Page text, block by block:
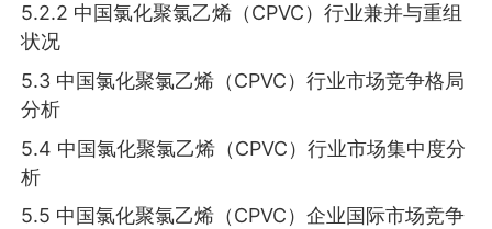
5.2.2 中国氯化聚氯乙烯（CPVC）行业兼并与重组
状况
5.3 中国氯化聚氯乙烯（CPVC）行业市场竞争格局
分析
5.4 中国氯化聚氯乙烯（CPVC）行业市场集中度分
析
5.5 中国氯化聚氯乙烯（CPVC）企业国际市场竞争